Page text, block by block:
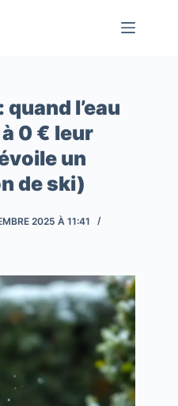
l’eau
0 € leur
un
de ski)
2025 À 11:41